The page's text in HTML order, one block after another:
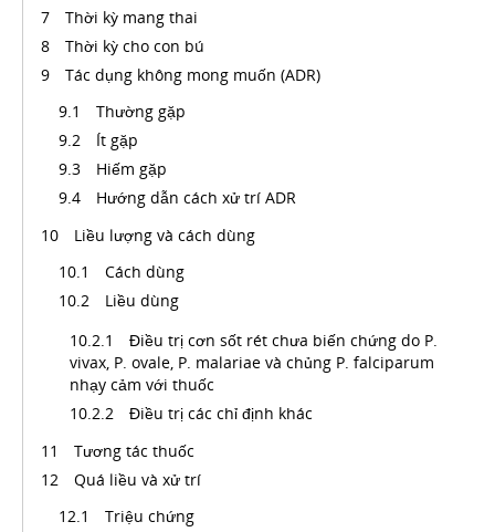
Thời kỳ mang thai
Thời kỳ cho con bú
Tác dụng không mong muốn (ADR)
Thường gặp
Ít gặp
Hiếm gặp
Hướng dẫn cách xử trí ADR
Liều lượng và cách dùng
Cách dùng
Liều dùng
Điều trị cơn sốt rét chưa biến chứng do P.
vivax, P. ovale, P. malariae và chủng P. falciparum
nhạy cảm với thuốc
Điều trị các chỉ định khác
Tương tác thuốc
Quá liều và xử trí
Triệu chứng